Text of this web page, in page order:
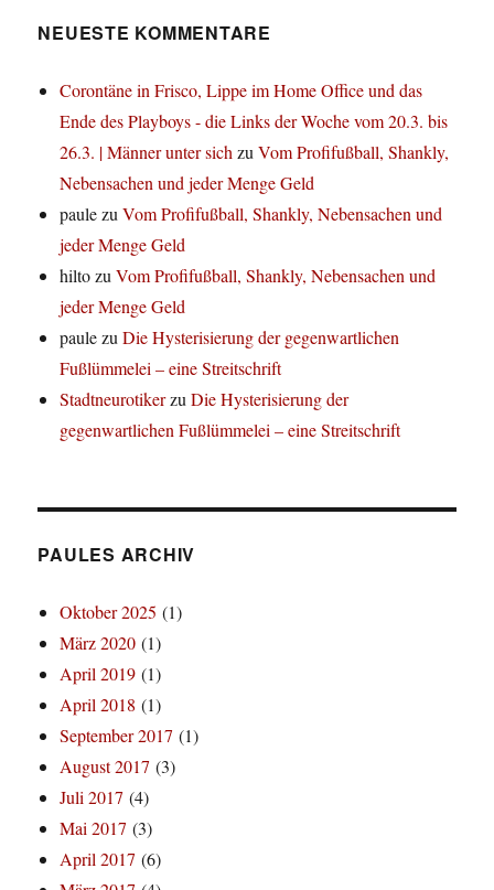
NEUESTE KOMMENTARE
Corontäne in Frisco, Lippe im Home Office und das
Ende des Playboys - die Links der Woche vom 20.3. bis
26.3. | Männer unter sichzuVom Profifußball, Shankly,
Nebensachen und jeder Menge Geld
paulezuVom Profifußball, Shankly, Nebensachen und
jeder Menge Geld
hiltozuVom Profifußball, Shankly, Nebensachen und
jeder Menge Geld
paulezuDie Hysterisierung der gegenwartlichen
Fußlümmelei – eine Streitschrift
StadtneurotikerzuDie Hysterisierung der
gegenwartlichen Fußlümmelei – eine Streitschrift
PAULES ARCHIV
Oktober 2025 (1)
März 2020 (1)
April 2019 (1)
April 2018 (1)
September 2017 (1)
August 2017 (3)
Juli 2017 (4)
Mai 2017 (3)
April 2017 (6)